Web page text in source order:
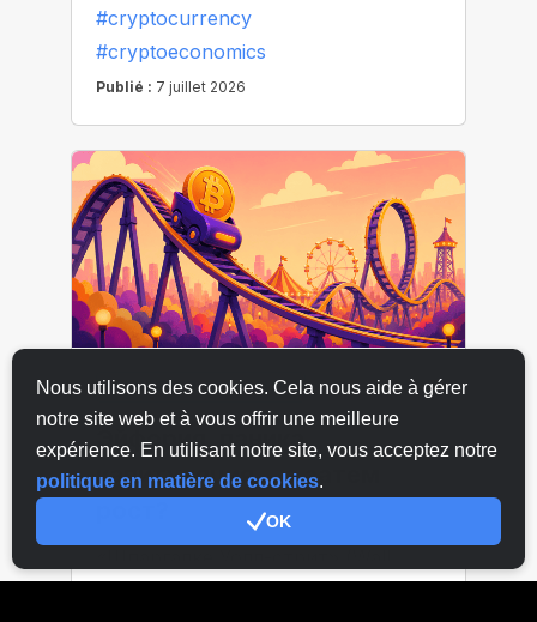
Nous utilisons des cookies. Cela nous aide à gérer
notre site web et à vous offrir une meilleure
expérience. En utilisant notre site, vous acceptez notre
politique en matière de cookies.
OK